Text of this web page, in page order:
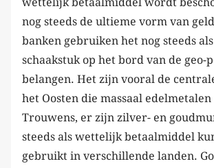
nog steeds de ultieme vorm van
banken gebruiken het nog steeds
schaakstuk op het bord van de geo-
belangen. Het zijn vooral de
het Oosten die massaal
Trouwens, er zijn zilver- en
steeds als wettelijk betaalmiddel
gebruikt in verschillende landen.